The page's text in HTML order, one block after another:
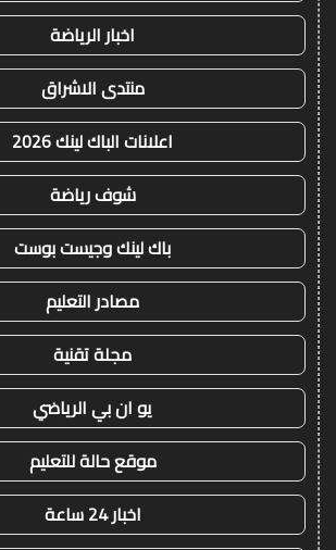
اخبار الرياضة
منتدى الاشراق
اعلانات الباك لينك 2026
شوف رياضة
باك لينك وجيست بوست
مصادر التعليم
مجلة تقنية
يو ان بي الرياضي
موقع حالة للتعليم
اخبار 24 ساعة